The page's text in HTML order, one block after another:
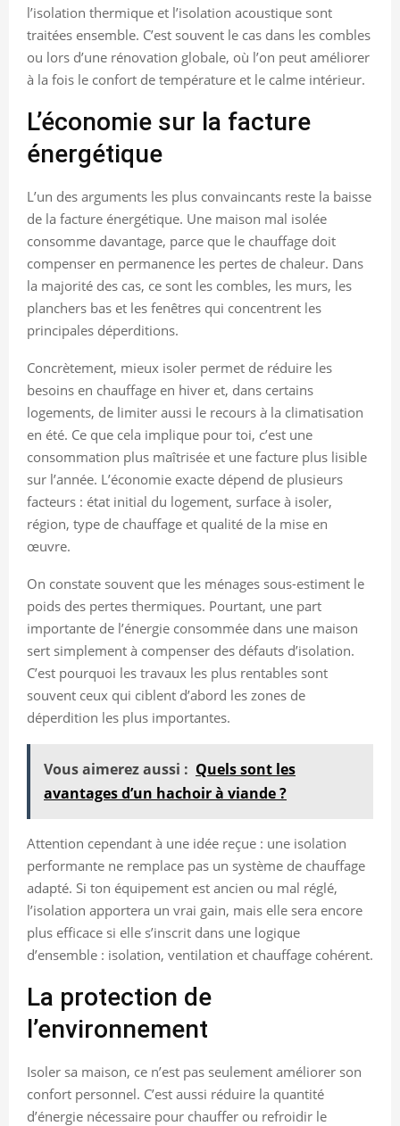
l’isolation thermique et l’isolation acoustique sont
traitées ensemble. C’est souvent le cas dans les combles
ou lors d’une rénovation globale, où l’on peut améliorer
à la fois le confort de température et le calme intérieur.
L’économie sur la facture
énergétique
L’un des arguments les plus convaincants reste la baisse
de la facture énergétique. Une maison mal isolée
consomme davantage, parce que le chauffage doit
compenser en permanence les pertes de chaleur. Dans
la majorité des cas, ce sont les combles, les murs, les
planchers bas et les fenêtres qui concentrent les
principales déperditions.
Concrètement, mieux isoler permet de réduire les
besoins en chauffage en hiver et, dans certains
logements, de limiter aussi le recours à la climatisation
en été. Ce que cela implique pour toi, c’est une
consommation plus maîtrisée et une facture plus lisible
sur l’année. L’économie exacte dépend de plusieurs
facteurs : état initial du logement, surface à isoler,
région, type de chauffage et qualité de la mise en
œuvre.
On constate souvent que les ménages sous-estiment le
poids des pertes thermiques. Pourtant, une part
importante de l’énergie consommée dans une maison
sert simplement à compenser des défauts d’isolation.
C’est pourquoi les travaux les plus rentables sont
souvent ceux qui ciblent d’abord les zones de
déperdition les plus importantes.
Vous aimerez aussi : Quels sont les
avantages d’un hachoir à viande ?
Attention cependant à une idée reçue : une isolation
performante ne remplace pas un système de chauffage
adapté. Si ton équipement est ancien ou mal réglé,
l’isolation apportera un vrai gain, mais elle sera encore
plus efficace si elle s’inscrit dans une logique
d’ensemble : isolation, ventilation et chauffage cohérent.
La protection de
l’environnement
Isoler sa maison, ce n’est pas seulement améliorer son
confort personnel. C’est aussi réduire la quantité
d’énergie nécessaire pour chauffer ou refroidir le